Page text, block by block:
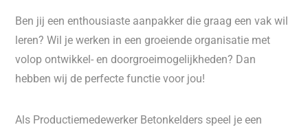
Ben jij een enthousiaste aanpakker die graag een vak wil
leren? Wil je werken in een groeiende organisatie met
volop ontwikkel- en doorgroeimogelijkheden? Dan
hebben wij de perfecte functie voor jou!
Als Productiemedewerker Betonkelders speel je een